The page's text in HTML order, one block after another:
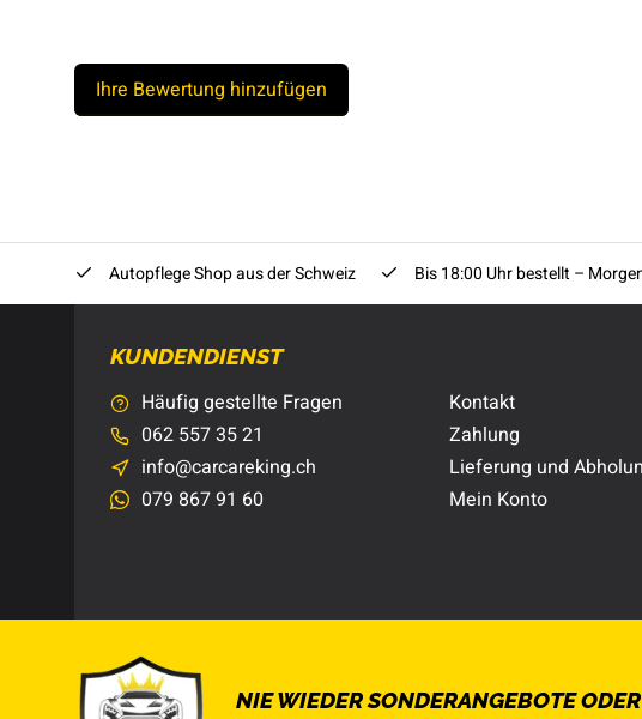
Ihre Bewertung hinzufügen
Autopflege Shop aus der Schweiz Bis 18:00 Uhr bestellt –
KUNDENDIENST
Häufig gestellte Fragen
062 557 35 21
info@carcareking.ch
079 867 91 60
Kontakt
Zahlung
Lieferung und
Mein Konto
NIE WIEDER SONDERANGEBOTE